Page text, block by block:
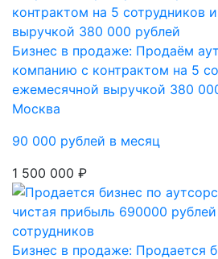
Бизнес в продаже: Продаём
компанию с контрактом на 5
ежемесячной выручкой 380
Москва
90 000 рублей в месяц
1 500 000 ₽
Бизнес в продаже: Продается